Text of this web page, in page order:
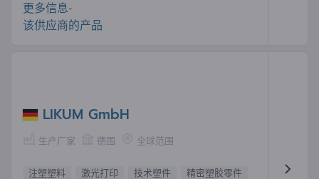
更多信息-
该供应商的产品
LIKUM GmbH
生产厂家 德国 全球范围
注塑塑料 激光打印 技术塑件
精密塑胶零件